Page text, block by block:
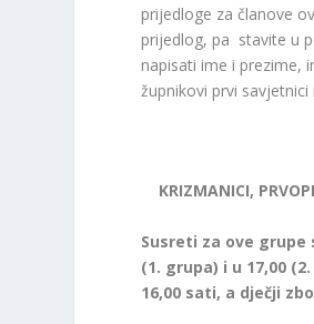
prijedloge za članove
prijedlog, pa stavite u
napisati ime i prezime,
župnikovi prvi
KRIZMANICI,
Susreti za ove grupe
(1. grupa) i u 17,00
16,00 sati, a dječji